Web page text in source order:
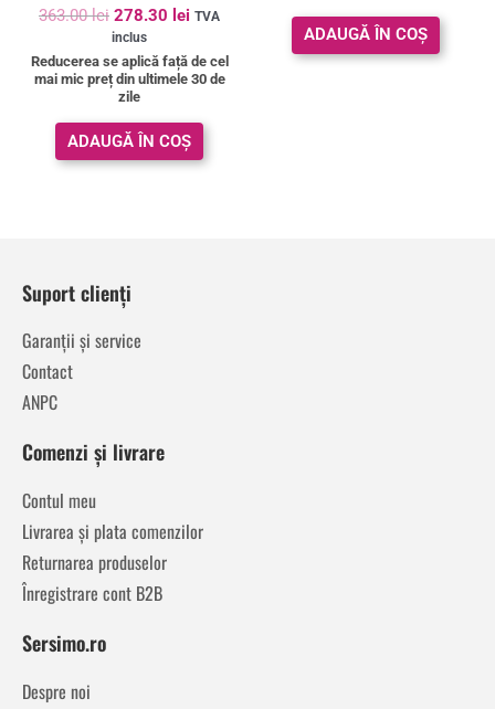
Evaluat la
5.00
din 5
363.00lei 278.30 lei TVA
inclus
Reducerea se aplică față de cel
mai mic preț din ultimele 30 de
zile
ADAUGĂ ÎN COȘ
ADAUGĂ ÎN COȘ
Suport clienți
Garanții și service
Contact
ANPC
Comenzi și livrare
Contul meu
Livrarea și plata comenzilor
Returnarea produselor
Înregistrare cont B2B
Sersimo.ro
Despre noi